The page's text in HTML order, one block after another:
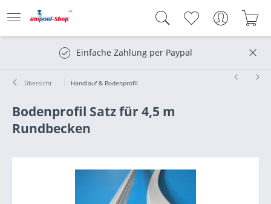
Einfache Zahlung per Paypal
Übersicht Handlauf & Bodenprofil
Bodenprofil Satz für 4,5 m
Rundbecken